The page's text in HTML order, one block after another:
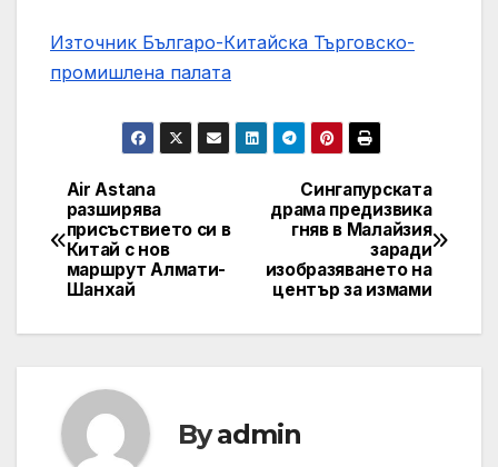
Източник Българо-Китайска Търговско-
промишлена палaта
Навигация
Сингапурската
драма предизвика
гняв в Малайзия
заради
изобразяването на
център за измами
Air Astana
разширява
присъствието си в
Китай с нов
маршрут Алмати-
Шанхай
Byadmin